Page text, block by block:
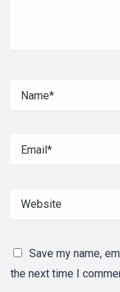
Save my name,
the next time I